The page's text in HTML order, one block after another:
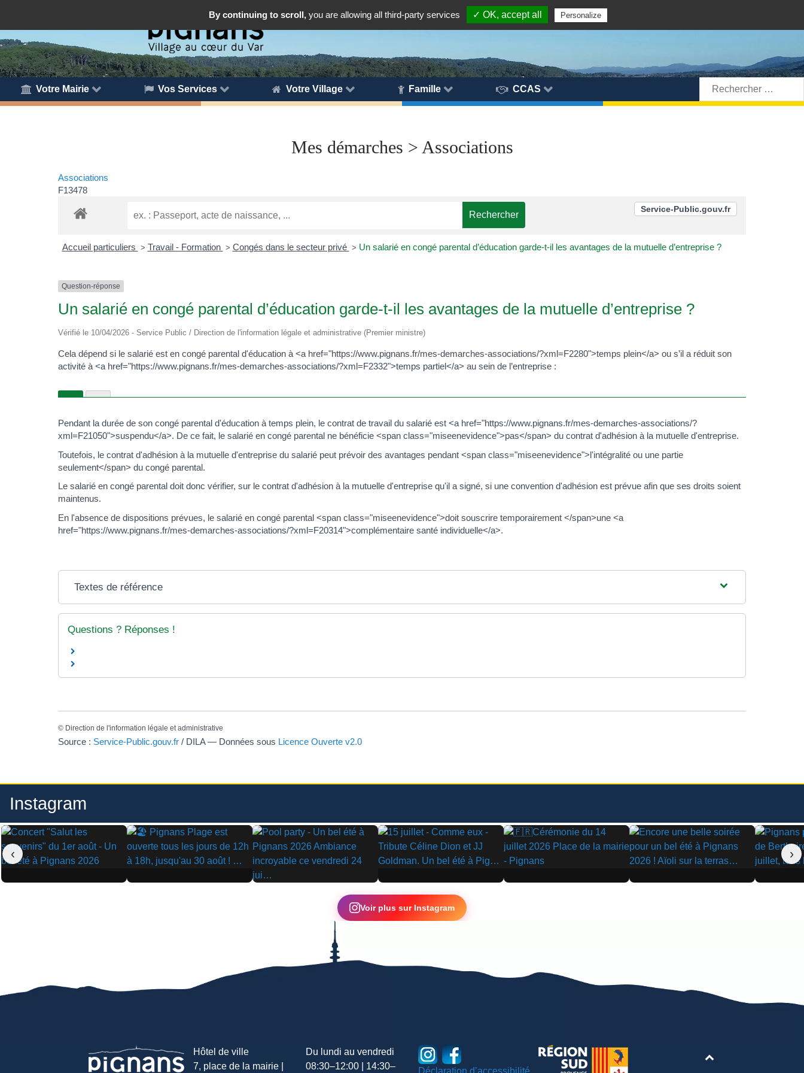
Votre Mairie Vos Services Votre Village Famille CCAS
Rechercher:
Mes démarches > Associations
Associations
F13478
Service-Public.gouv.fr
Accueil particuliers > Travail - Formation > Congés dans le secteur privé > Un salarié en congé parental d’éducation garde-t-il les avantages de la mutuelle d’entreprise ?
Question-réponse
Un salarié en congé parental d’éducation garde-t-il les avantages de la mutuelle d’entreprise ?
Vérifié le 10/04/2026 - Service Public / Direction de l'information légale et administrative (Premier ministre)
Cela dépend si le salarié est en congé parental d'éducation à <a href="https://www.pignans.fr/mes-demarches-associations/?xml=F2280">temps plein</a> ou s’il a réduit son
activité à <a href="https://www.pignans.fr/mes-demarches-associations/?xml=F2332">temps partiel</a> au sein de l’entreprise :
Pendant la durée de son congé parental d'éducation à temps plein, le contrat de travail du salarié est <a href="https://www.pignans.fr/mes-demarches-associations/?
xml=F21050">suspendu</a>. De ce fait, le salarié en congé parental ne bénéficie <span class="miseenevidence">pas</span> du contrat d'adhésion à la mutuelle d'entreprise.
Toutefois, le contrat d'adhésion à la mutuelle d'entreprise du salarié peut prévoir des avantages pendant <span class="miseenevidence">l'intégralité ou une partie
seulement</span> du congé parental.
Le salarié en congé parental doit donc vérifier, sur le contrat d'adhésion à la mutuelle d'entreprise qu'il a signé, si une convention d'adhésion est prévue afin que ses droits soient
maintenus.
En l'absence de dispositions prévues, le salarié en congé parental <span class="miseenevidence">doit souscrire temporairement </span>une <a
href="https://www.pignans.fr/mes-demarches-associations/?xml=F20314">complémentaire santé individuelle</a>.
Textes de référence
Questions ? Réponses !
© Direction de l'information légale et administrative
Source : Service-Public.gouv.fr / DILA — Données sous Licence Ouverte v2.0
Instagram
▶ ▶
▶
▶ ▶ ▶ ▶
‹ ›
Voir plus sur Instagram
Hôtel de ville
7, place de la mairie |
Du lundi au vendredi
08:30–12:00 | 14:30–
Déclaration d’accessibilité
By continuing to scroll, you are allowing all third-party services ✓ OK, accept all Personalize